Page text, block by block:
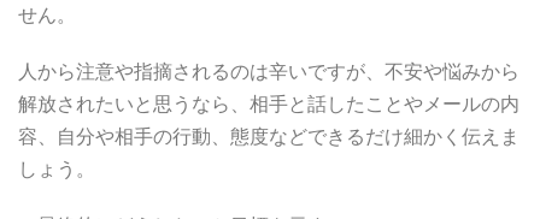
せん。
人から注意や指摘されるのは辛いですが、不安や悩みから
解放されたいと思うなら、相手と話したことやメールの内
容、自分や相手の行動、態度などできるだけ細かく伝えま
しょう。